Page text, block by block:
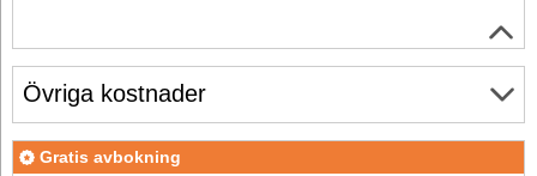
Övriga kostnader
Gratis avbokning